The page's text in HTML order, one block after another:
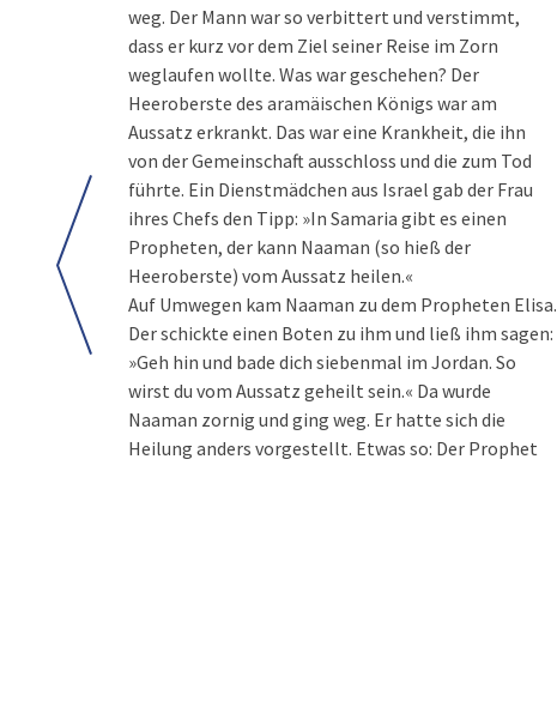
weg. Der Mann war so verbittert und verstimmt,
dass er kurz vor dem Ziel seiner Reise im Zorn
weglaufen wollte. Was war geschehen? Der
Heeroberste des aramäischen Königs war am
Aussatz erkrankt. Das war eine Krankheit, die ihn
von der Gemeinschaft ausschloss und die zum Tod
führte. Ein Dienstmädchen aus Israel gab der Frau
ihres Chefs den Tipp: »In Samaria gibt es einen
Propheten, der kann Naaman (so hieß der
Heeroberste) vom Aussatz heilen.«
Auf Umwegen kam Naaman zu dem Propheten Elisa.
Der schickte einen Boten zu ihm und ließ ihm sagen:
»Geh hin und bade dich siebenmal im Jordan. So
wirst du vom Aussatz geheilt sein.« Da wurde
Naaman zornig und ging weg. Er hatte sich die
Heilung anders vorgestellt. Etwas so: Der Prophet